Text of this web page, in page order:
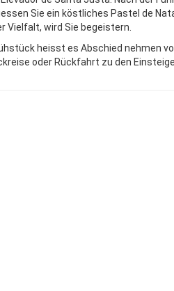
Sie ein köstliches Pastel de
Vielfalt, wird Sie begeistern.
heisst es Abschied nehmen
oder Rückfahrt zu den